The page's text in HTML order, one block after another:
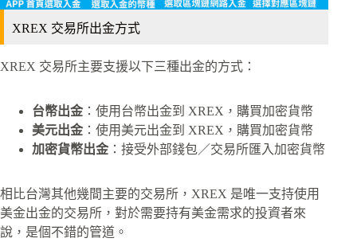
XREX 交易所出金方式
XREX 交易所主要支援以下三種出金的方式：
台幣出金 ：使用台幣出金到 XREX，購買加密貨幣
美元出金 ：使用美元出金到 XREX，購買加密貨幣
加密貨幣出金 ：接受外部錢包／交易所匯入加密貨幣
相比台灣其他幾間主要的交易所，XREX 是唯一支持使用
美金出金的交易所，對於需要持有美金需求的投資者來
說，是個不錯的管道。